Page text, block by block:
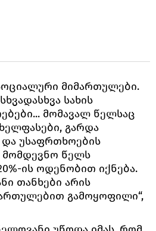
მიმართულები.
სახის
მომავალ წელსაც
გარდა
და უსაფრთხოების
მომდევნო წელს
ის ოდენობით იქნება.
თანხები არის
გამოყოფილი“,